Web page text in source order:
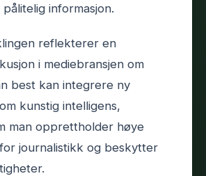
informasjon.
reflekterer en
i mediebransjen om
best kan integrere ny
kunstig intelligens,
man opprettholder høye
journalistikk og beskytter